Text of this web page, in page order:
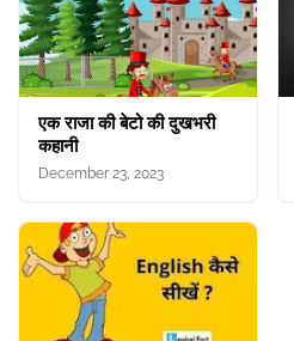
एक राजा की बेटो की दुखभरी
कहानी
December 23, 2023